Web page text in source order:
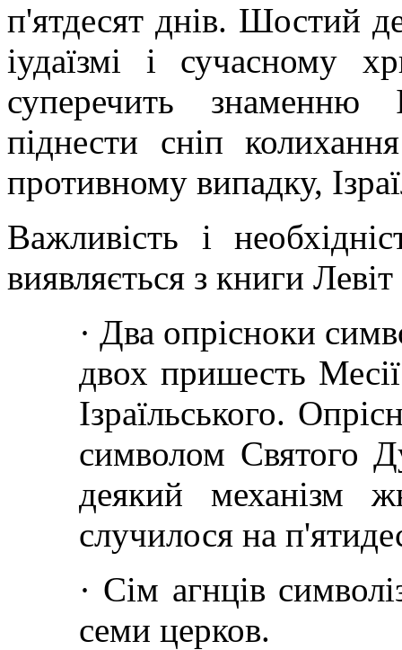
п'ятдесят днів. Шостий
іудаїзмі і сучасному
суперечить
піднести сніп
противному випадку,
Важливість і
виявляється з книги
· Два опрісноки
двох пришесть
Ізраїльського.
символом Святого
деякий механізм
случилося на
· Сім агнців
семи церков.